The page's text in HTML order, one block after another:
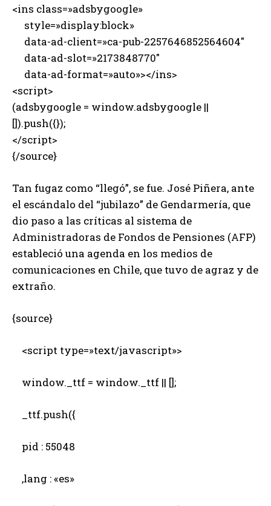
<ins class=»adsbygoogle»
style=»display:block»
data-ad-client=»ca-pub-2257646852564604″
data-ad-slot=»2173848770″
data-ad-format=»auto»></ins>
<script>
(adsbygoogle = window.adsbygoogle ||
[]).push({});
</script>
{/source}
Tan fugaz como “llegó”, se fue. José Piñera, ante
el escándalo del “jubilazo” de Gendarmería, que
dio paso a las críticas al sistema de
Administradoras de Fondos de Pensiones (AFP)
estableció una agenda en los medios de
comunicaciones en Chile, que tuvo de agraz y de
extraño.
{source}
<script type=»text/javascript»>
window._ttf = window._ttf || [];
_ttf.push({
pid : 55048
,lang : «es»